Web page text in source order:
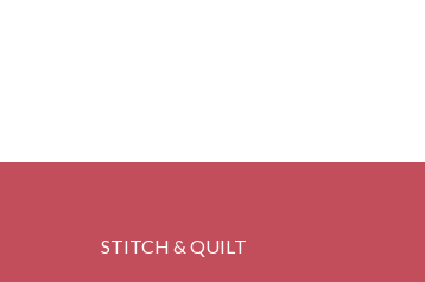
STITCH & QUILT